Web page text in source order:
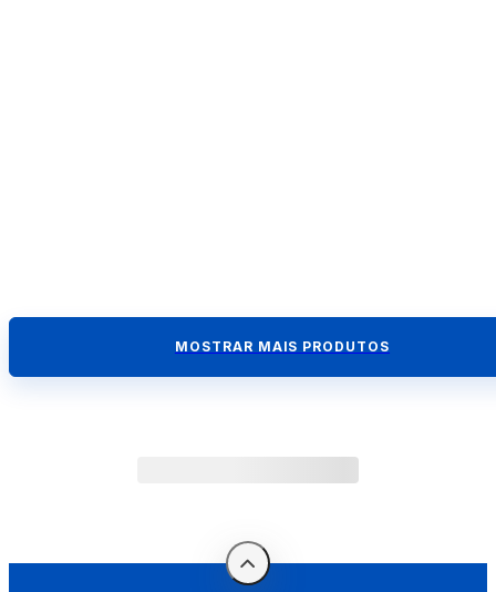
MOSTRAR MAIS PRODUTOS